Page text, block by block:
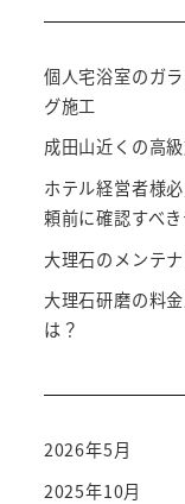
個人宅浴室のガ
グ施工
成田山近くの高
ホテル経営者様
頼前に確認すべ
大理石のメンテ
大理石研磨の料
は？
2026年5月
2025年10月